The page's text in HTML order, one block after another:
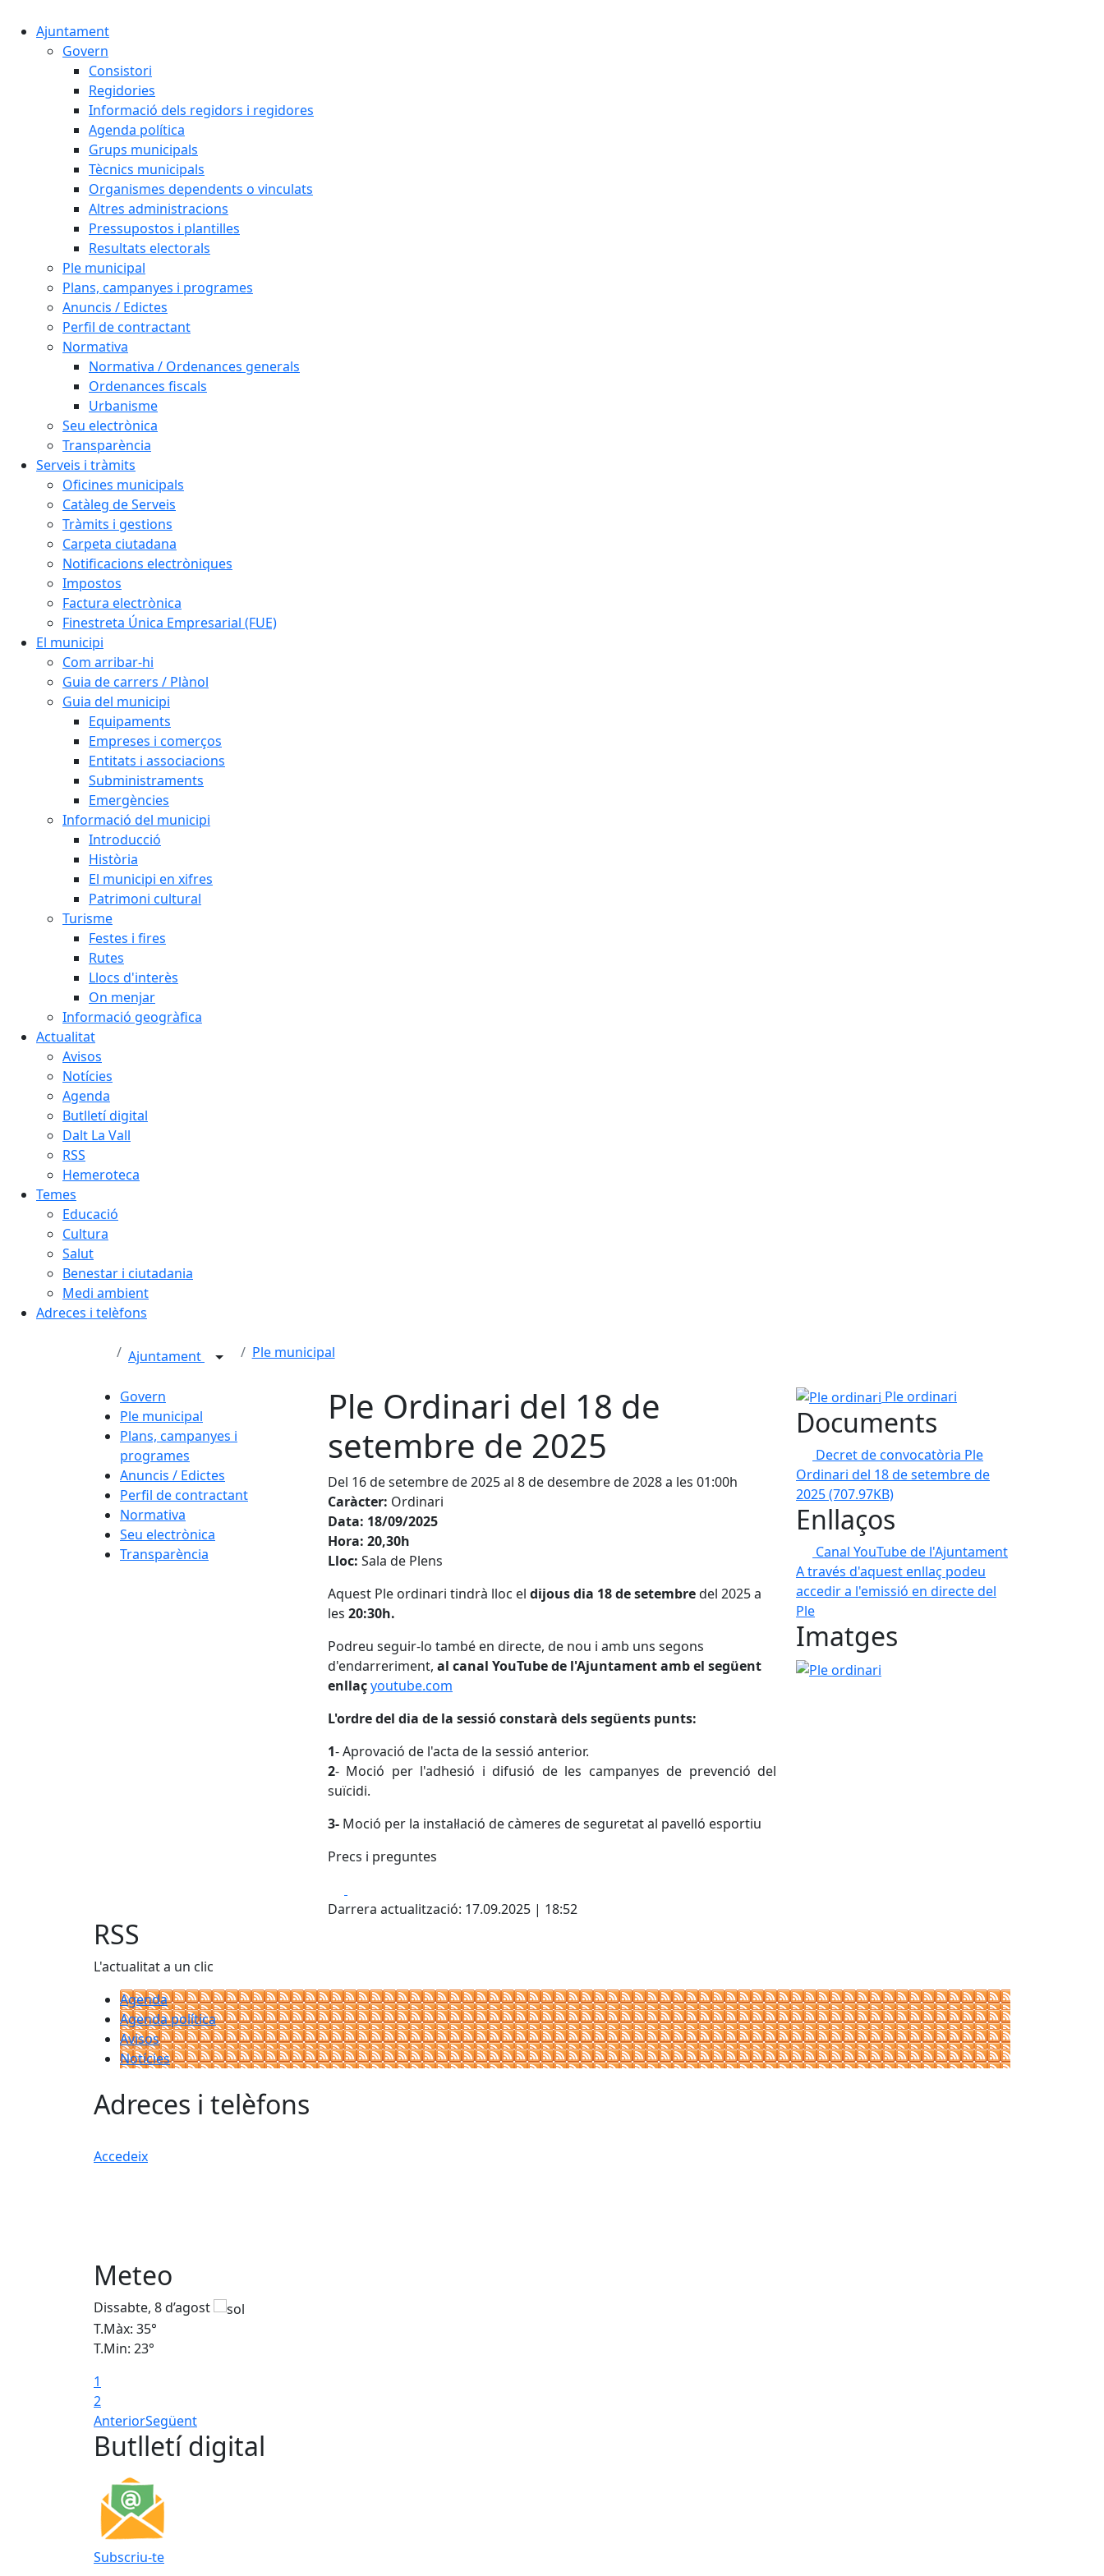
Ajuntament
Govern
Consistori
Regidories
Informació dels regidors i regidores
Agenda política
Grups municipals
Tècnics municipals
Organismes dependents o vinculats
Altres administracions
Pressupostos i plantilles
Resultats electorals
Ple municipal
Plans, campanyes i programes
Anuncis / Edictes
Perfil de contractant
Normativa
Normativa / Ordenances generals
Ordenances fiscals
Urbanisme
Seu electrònica
Transparència
Serveis i tràmits
Oficines municipals
Catàleg de Serveis
Tràmits i gestions
Carpeta ciutadana
Notificacions electròniques
Impostos
Factura electrònica
Finestreta Única Empresarial (FUE)
El municipi
Com arribar-hi
Guia de carrers / Plànol
Guia del municipi
Equipaments
Empreses i comerços
Entitats i associacions
Subministraments
Emergències
Informació del municipi
Introducció
Història
El municipi en xifres
Patrimoni cultural
Turisme
Festes i fires
Rutes
Llocs d'interès
On menjar
Informació geogràfica
Actualitat
Avisos
Notícies
Agenda
Butlletí digital
Dalt La Vall
RSS
Hemeroteca
Temes
Educació
Cultura
Salut
Benestar i ciutadania
Medi ambient
Adreces i telèfons
Ajuntament Ple municipal
Govern
Ple municipal
Plans, campanyes i
programes
Anuncis / Edictes
Perfil de contractant
Normativa
Seu electrònica
Transparència
Ple Ordinari del 18 de
setembre de 2025
Del 16 de setembre de 2025 al 8 de desembre de 2028 a les 01:00h
Caràcter: Ordinari
Data: 18/09/2025
Hora: 20,30h
Lloc: Sala de Plens
Aquest Ple ordinari tindrà lloc el dijous dia 18 de setembredel 2025 a
les 20:30h.
Podreu seguir-lo també en directe, de nou i amb uns segons
d'endarreriment, al canal YouTube de l'Ajuntament amb el següent
enllaçyoutube.com
L'ordre del dia de la sessió constarà dels següents punts:
1- Aprovació de l'acta de la sessió anterior.
2- Moció per l'adhesió i difusió de les campanyes de prevenció del
suïcidi.
3- Moció per la instal·lació de càmeres de seguretat al pavelló esportiu
Precs i preguntes
Darrera actualització: 17.09.2025 | 18:52
Ple ordinari Ple ordinari
Documents
Decret de convocatòria Ple
Ordinari del 18 de setembre de
2025(707.97KB)
Enllaços
Canal YouTube de l'Ajuntament
A través d'aquest enllaç podeu
accedir a l'emissió en directe del
Ple
Imatges
Ple ordinari
RSS
L'actualitat a un clic
Agenda
Agenda política
Avisos
Notícies
Adreces i telèfons
Accedeix
Meteo
Dissabte, 8 d’agost
T.Màx: 35°
T.Min: 23°
1
2
AnteriorSegüent
Butlletí digital
Subscriu-te